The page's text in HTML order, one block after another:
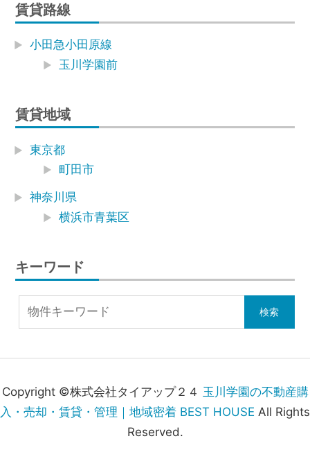
賃貸路線
小田急小田原線
玉川学園前
賃貸地域
東京都
町田市
神奈川県
横浜市青葉区
キーワード
Copyright ©株式会社タイアップ２４ 玉川学園の不動産購
入・売却・賃貸・管理｜地域密着 BEST HOUSE All Rights
Reserved.